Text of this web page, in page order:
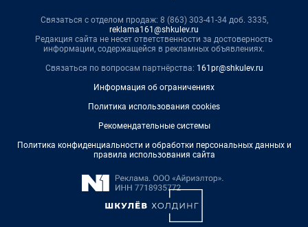
Связаться с отделом продаж: 8 (863) 303-41-34 доб. 3335,
reklama161@shkulev.ru
Редакция сайта не несет ответственности за достоверность
информации, содержащейся в рекламных объявлениях.
Связаться по вопросам партнёрства: 161pr@shkulev.ru
Информация об ограничениях
Политика использования cookies
Рекомендательные системы
Политика конфиденциальности и обработки персональных данных и
правила использования сайта